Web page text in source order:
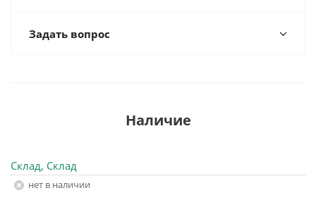
Задать вопрос
Наличие
Склад, Склад
Нет в наличии